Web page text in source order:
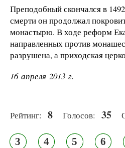
Преподобный скончался в
смерти он продолжал
монастырю. В ходе реформ
направленных против
разрушена, а приходская
16 апреля 2013 г.
Рейтинг: 8 Голосов: 35
3 4 5 6